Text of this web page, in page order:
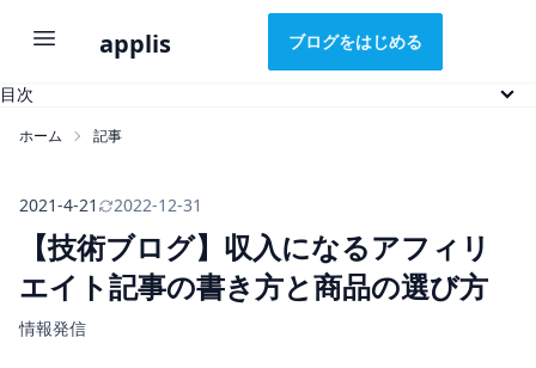
applis ブログをはじめる
目次
商品の選び方
アフィリエイト記事の例
アクセス数をふやすには
おわりに
ホーム 記事
2021-4-21 2022-12-31
【技術ブログ】収入になるアフィリ
エイト記事の書き方と商品の選び方
情報発信